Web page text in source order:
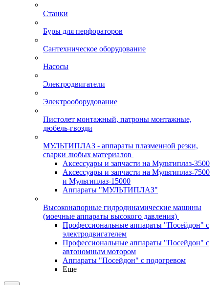
Станки
Буры для перфораторов
Сантехническое оборудование
Насосы
Электродвигатели
Электрооборудование
Пистолет монтажный, патроны монтажные,
дюбель-гвозди
МУЛЬТИПЛАЗ - аппараты плазменной резки,
сварки любых материалов
Аксессуары и запчасти на Мультиплаз-3500
Аксессуары и запчасти на Мультиплаз-7500
и Мультиплаз-15000
Аппараты "МУЛЬТИПЛАЗ"
Высоконапорные гидродинамические машины
(моечные аппараты высокого давления)
Профессиональные аппараты "Посейдон" с
электродвигателем
Профессиональные аппараты "Посейдон" с
автономным мотором
Аппараты "Посейдон" с подогревом
Еще